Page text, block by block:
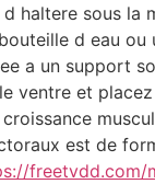
haltere sous la
d eau ou
a un support
ventre et
est de
freetvdd.com/